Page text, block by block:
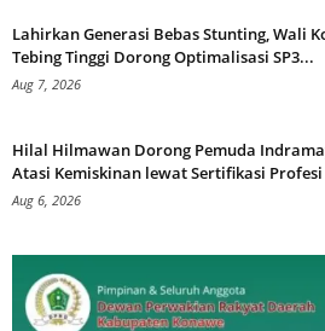
Lahirkan Generasi Bebas Stunting, Wali
Tebing Tinggi Dorong Optimalisasi SP3...
Aug 7, 2026
Hilal Hilmawan Dorong Pemuda
Atasi Kemiskinan lewat Sertifikasi Profesi
Aug 6, 2026